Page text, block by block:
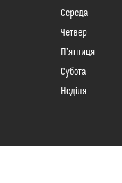
Середа
Четвер
Пʼятниця
Субота
Неділя